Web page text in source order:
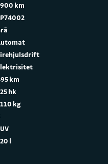
km
km
hk
kg
l